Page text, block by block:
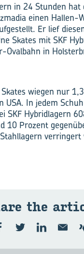
in 24 Stunden hat
einen Hallen-
Er lief
Skates mit SKF
Ovalbahn in
wiegen nur
USA. In jedem
SKF Hybridlagern
10 Prozent
verringert
the